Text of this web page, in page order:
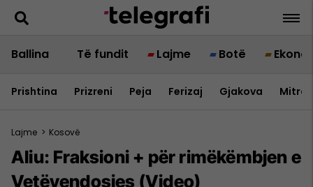
Ballina Të fundit Lajme Botë
Prishtina Prizreni Peja Ferizaj Gjakova
Lajme > Kosovë
Aliu: Fraksioni + për rimëkëmbjen e
Vetëvendosjes (Video)